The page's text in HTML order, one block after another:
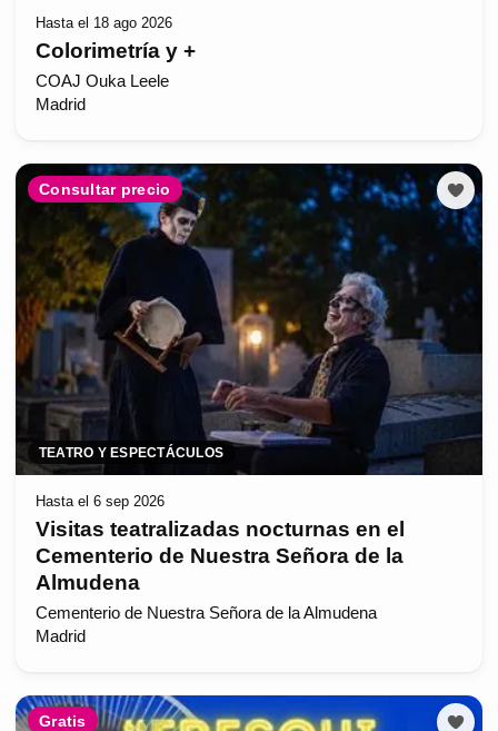
Hasta el 18 ago 2026
Colorimetría y +
COAJ Ouka Leele
Madrid
Consultar precio
TEATRO Y ESPECTÁCULOS
Hasta el 6 sep 2026
Visitas teatralizadas nocturnas en el
Cementerio de Nuestra Señora de la
Almudena
Cementerio de Nuestra Señora de la Almudena
Madrid
Gratis